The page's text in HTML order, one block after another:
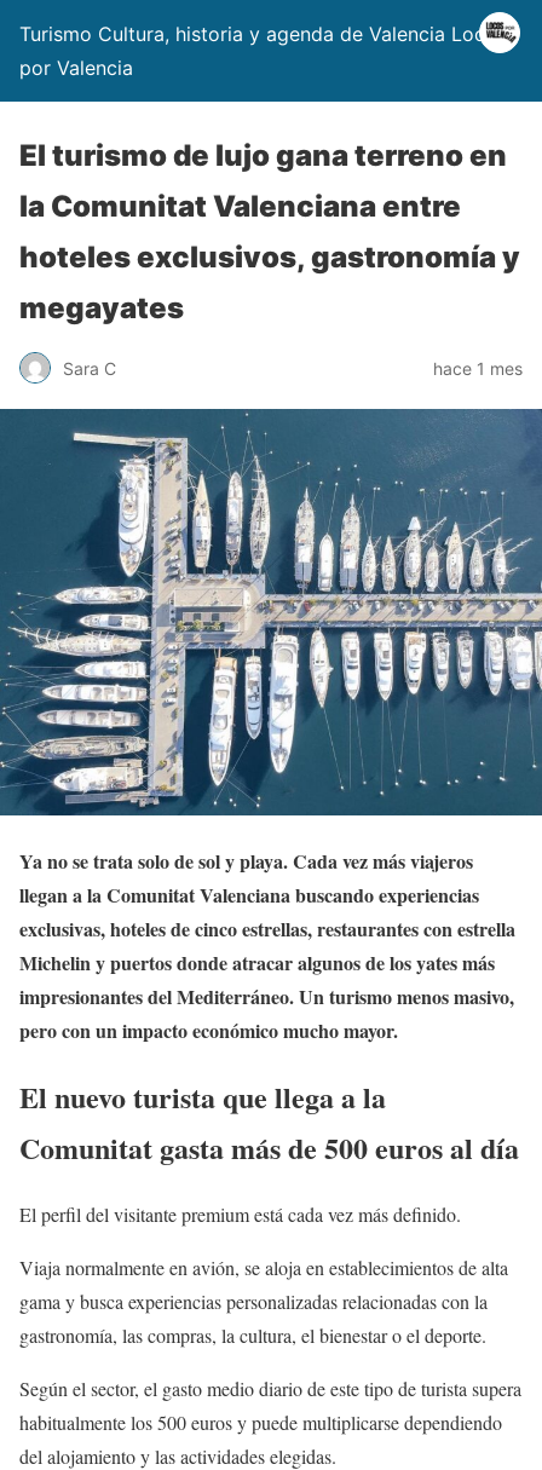
Turismo Cultura, historia y agenda de Valencia Locos
por Valencia
El turismo de lujo gana terreno en
la Comunitat Valenciana entre
hoteles exclusivos, gastronomía y
megayates
Sara C hace 1 mes
Ya no se trata solo de sol y playa. Cada vez más viajeros
llegan a la Comunitat Valenciana buscando experiencias
exclusivas, hoteles de cinco estrellas, restaurantes con estrella
Michelin y puertos donde atracar algunos de los yates más
impresionantes del Mediterráneo. Un turismo menos masivo,
pero con un impacto económico mucho mayor.
El nuevo turista que llega a la
Comunitat gasta más de 500 euros al día
El perfil del visitante premium está cada vez más definido.
Viaja normalmente en avión, se aloja en establecimientos de alta
gama y busca experiencias personalizadas relacionadas con la
gastronomía, las compras, la cultura, el bienestar o el deporte.
Según el sector, el gasto medio diario de este tipo de turista supera
habitualmente los 500 euros y puede multiplicarse dependiendo
del alojamiento y las actividades elegidas.